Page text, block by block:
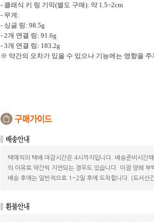
- 클래식 키 링 기믹(별도 구매): 약 1.5~2cm
- 무게:
- 싱글 링: 98.5g
- 2개 연결 링: 91.6g
- 3개 연결 링: 183.2g
※ 약간의 오차가 있을 수 있으나 기능에는 영향을 주
택매직의 택배 마감시간은 4시까지입니다. 배송준비시간
의 이유로 약간씩 지연되는 경우도 있습니다. 이점 양해 부
배송 후에는 일반적으로 1~2일 후에 도착합니다. (도서산